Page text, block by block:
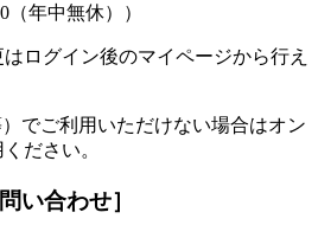
（年中無休））
ログイン後のマイページから行え
でご利用いただけない場合はオン
ださい。
い合わせ］